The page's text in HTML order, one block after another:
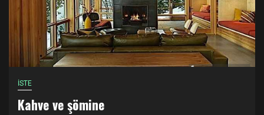
İSTE
Kahve ve şömine